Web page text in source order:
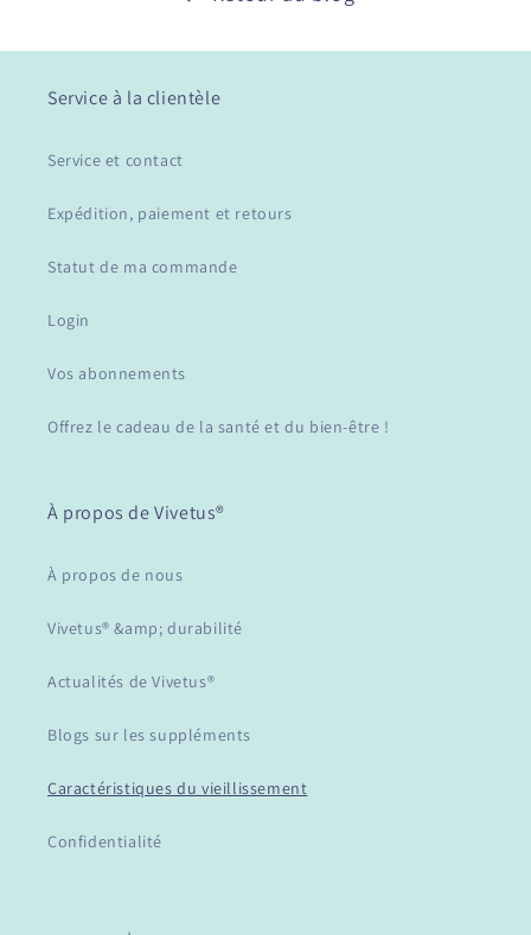
Service à la clientèle
Service et contact
Expédition, paiement et retours
Statut de ma commande
Login
Vos abonnements
Offrez le cadeau de la santé et du bien-être !
À propos de Vivetus®
À propos de nous
Vivetus® &amp; durabilité
Actualités de Vivetus®
Blogs sur les suppléments
Caractéristiques du vieillissement
Confidentialité